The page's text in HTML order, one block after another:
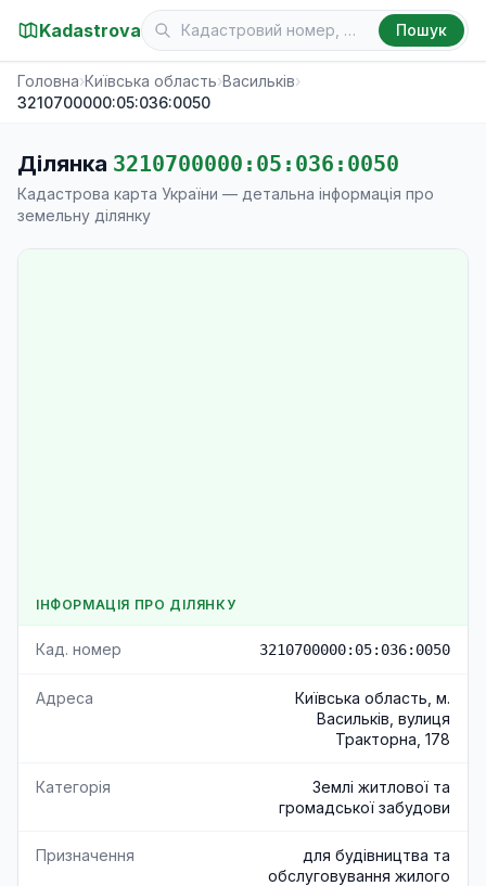
Kadastrova Пошук
Головна›Київська область›Васильків›
3210700000:05:036:0050
Ділянка 3210700000:05:036:0050
Кадастрова карта України — детальна інформація про
земельну ділянку
ІНФОРМАЦІЯ ПРО ДІЛЯНКУ
Кад. номер 3210700000:05:036:0050
Адреса
Київська область, м.
Васильків, вулиця
Тракторна, 178
Категорія
Землі житлової та
громадської забудови
Призначення
для будівництва та
обслуговування жилого